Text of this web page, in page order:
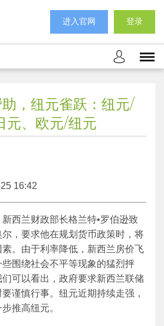
进入官网 登录
，纽元雀跃：纽元/
元、欧元/纽元
16:42
西兰财政部长格兰特•罗伯逊致
，要求他在规划货币政策时，将
。由于利率降低，新西兰房价飞
围绕社会不平等现象的猛烈抨
可以看出，政府要求新西兰联储
谨慎行事。纽元近期持续走强，
推高纽元。